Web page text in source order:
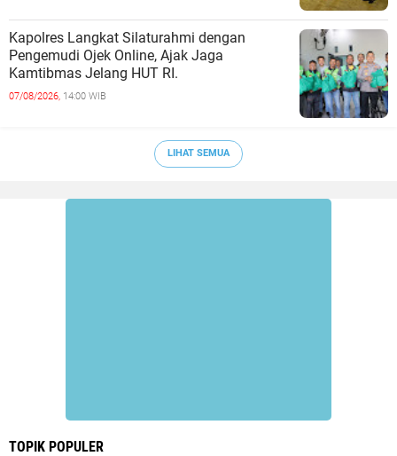
Kapolres Langkat Silaturahmi dengan
Pengemudi Ojek Online, Ajak Jaga
Kamtibmas Jelang HUT RI.
07/08/2026, 14:00 WIB
LIHAT SEMUA
TOPIK POPULER